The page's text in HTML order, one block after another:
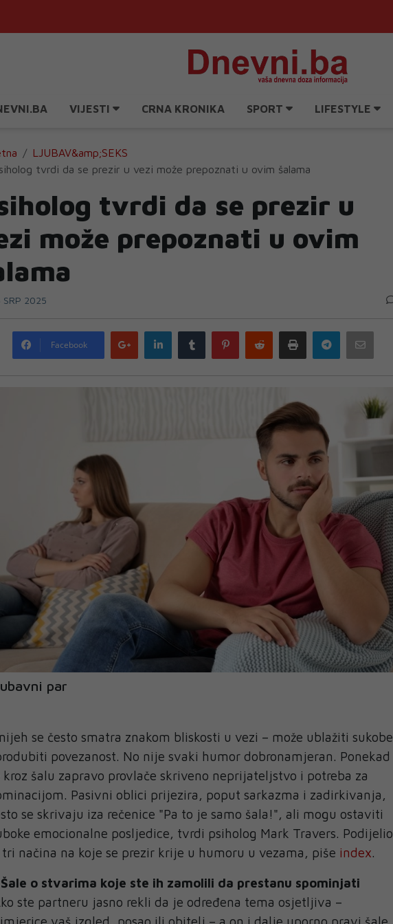
VIJESTI CRNA KRONIKA SPORT LIFESTYLE
LJUBAV&amp;SEKS
tvrdi da se prezir u vezi može prepoznati u ovim šalama
tvrdi da se prezir u
može prepoznati u ovim
SRP 2025
Facebook
Google
plus
LinkedIn Tumblr PinterestReddit Print Telegram
par
se često smatra znakom bliskosti u vezi – može ublažiti sukobe
povezanost. No nije svaki humor dobronamjeran. Ponekad
kroz šalu zapravo provlače skriveno neprijateljstvo i potreba za
Pasivni oblici prijezira, poput sarkazma i zadirkivanja,
se skrivaju iza rečenice "Pa to je samo šala!", ali mogu ostaviti
emocionalne posljedice, tvrdi psiholog Mark Travers. Podijelio
tri načina na koje se prezir krije u humoru u vezama, piše index.
Šale o stvarima koje ste ih zamolili da prestanu spominjati
ste partneru jasno rekli da je određena tema osjetljiva –